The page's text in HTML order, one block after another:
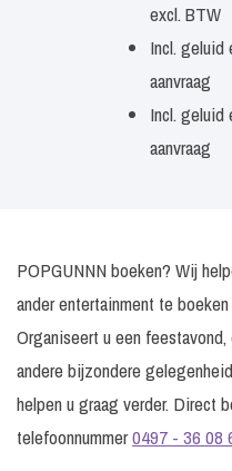
excl. BTW
Incl. geluid
aanvraag
Incl. geluid
aanvraag
POPGUNNN boeken? Wij
ander entertainment te
Organiseert u een
andere bijzondere
helpen u graag verder. Direct
telefoonnummer0497 - 36 08